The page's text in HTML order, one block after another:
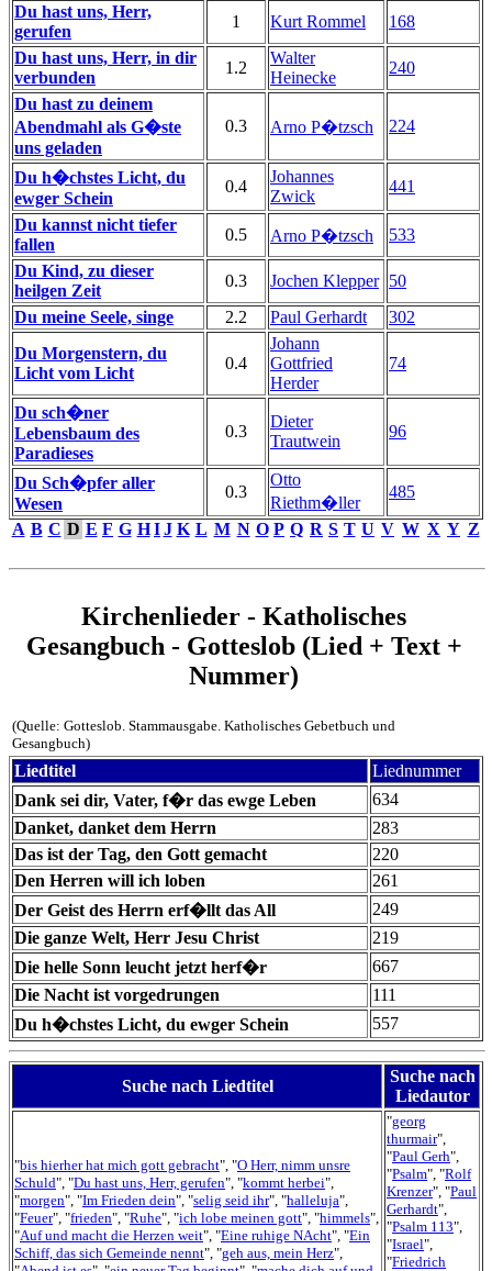
Du hast uns, Herr,
gerufen
1 Kurt Rommel
168
Du hast uns, Herr, in dir
verbunden
1.2
Walter
Heinecke
240
Du hast zu deinem
Abendmahl als G�ste
uns geladen
0.3 Arno P�tzsch 224
Du h�chstes Licht, du
ewger Schein
0.4
Johannes
Zwick
441
Du kannst nicht tiefer
fallen
0.5 Arno P�tzsch
533
Du Kind, zu dieser
heilgen Zeit
0.3 Jochen Klepper 50
Du meine Seele, singe
2.2 Paul Gerhardt
302
Du Morgenstern, du
Licht vom Licht
0.4
Johann
Gottfried
Herder
74
Du sch�ner
Lebensbaum des
Paradieses
0.3
Dieter
Trautwein
96
Du Sch�pfer aller
Wesen
0.3
Otto
Riethm�ller
485
A B C D E F G H IJ K L M N O P Q R S T U V W X Y Z
Kirchenlieder - Katholisches
Gesangbuch - Gotteslob (Lied + Text +
Nummer)
(Quelle: Gotteslob. Stammausgabe. Katholisches Gebetbuch und
Gesangbuch)
Liedtitel
Liednummer
Dank sei dir, Vater, f�r das ewge Leben
634
Danket, danket dem Herrn
283
Das ist der Tag, den Gott gemacht
220
Den Herren will ich loben
261
Der Geist des Herrn erf�llt das All
249
Die ganze Welt, Herr Jesu Christ
219
Die helle Sonn leucht jetzt herf�r
667
Die Nacht ist vorgedrungen
111
Du h�chstes Licht, du ewger Schein
557
Suche nach Liedtitel
Suche nach
Liedautor
"bis hierher hat mich gott gebracht", "O Herr, nimm unsre
Schuld", "Du hast uns, Herr, gerufen", "kommt herbei",
"morgen", "Im Frieden dein", "selig seid ihr", "halleluja",
"Feuer", "frieden", "Ruhe", "ich lobe meinen gott", "himmels",
"Auf und macht die Herzen weit", "Eine ruhige NAcht", "Ein
Schiff, das sich Gemeinde nennt", "geh aus, mein Herz",
"georg
thurmair",
"Paul Gerh",
"Psalm", "Rolf
Krenzer", "Paul
Gerhardt",
"Psalm 113",
"Israel",
"Friedrich